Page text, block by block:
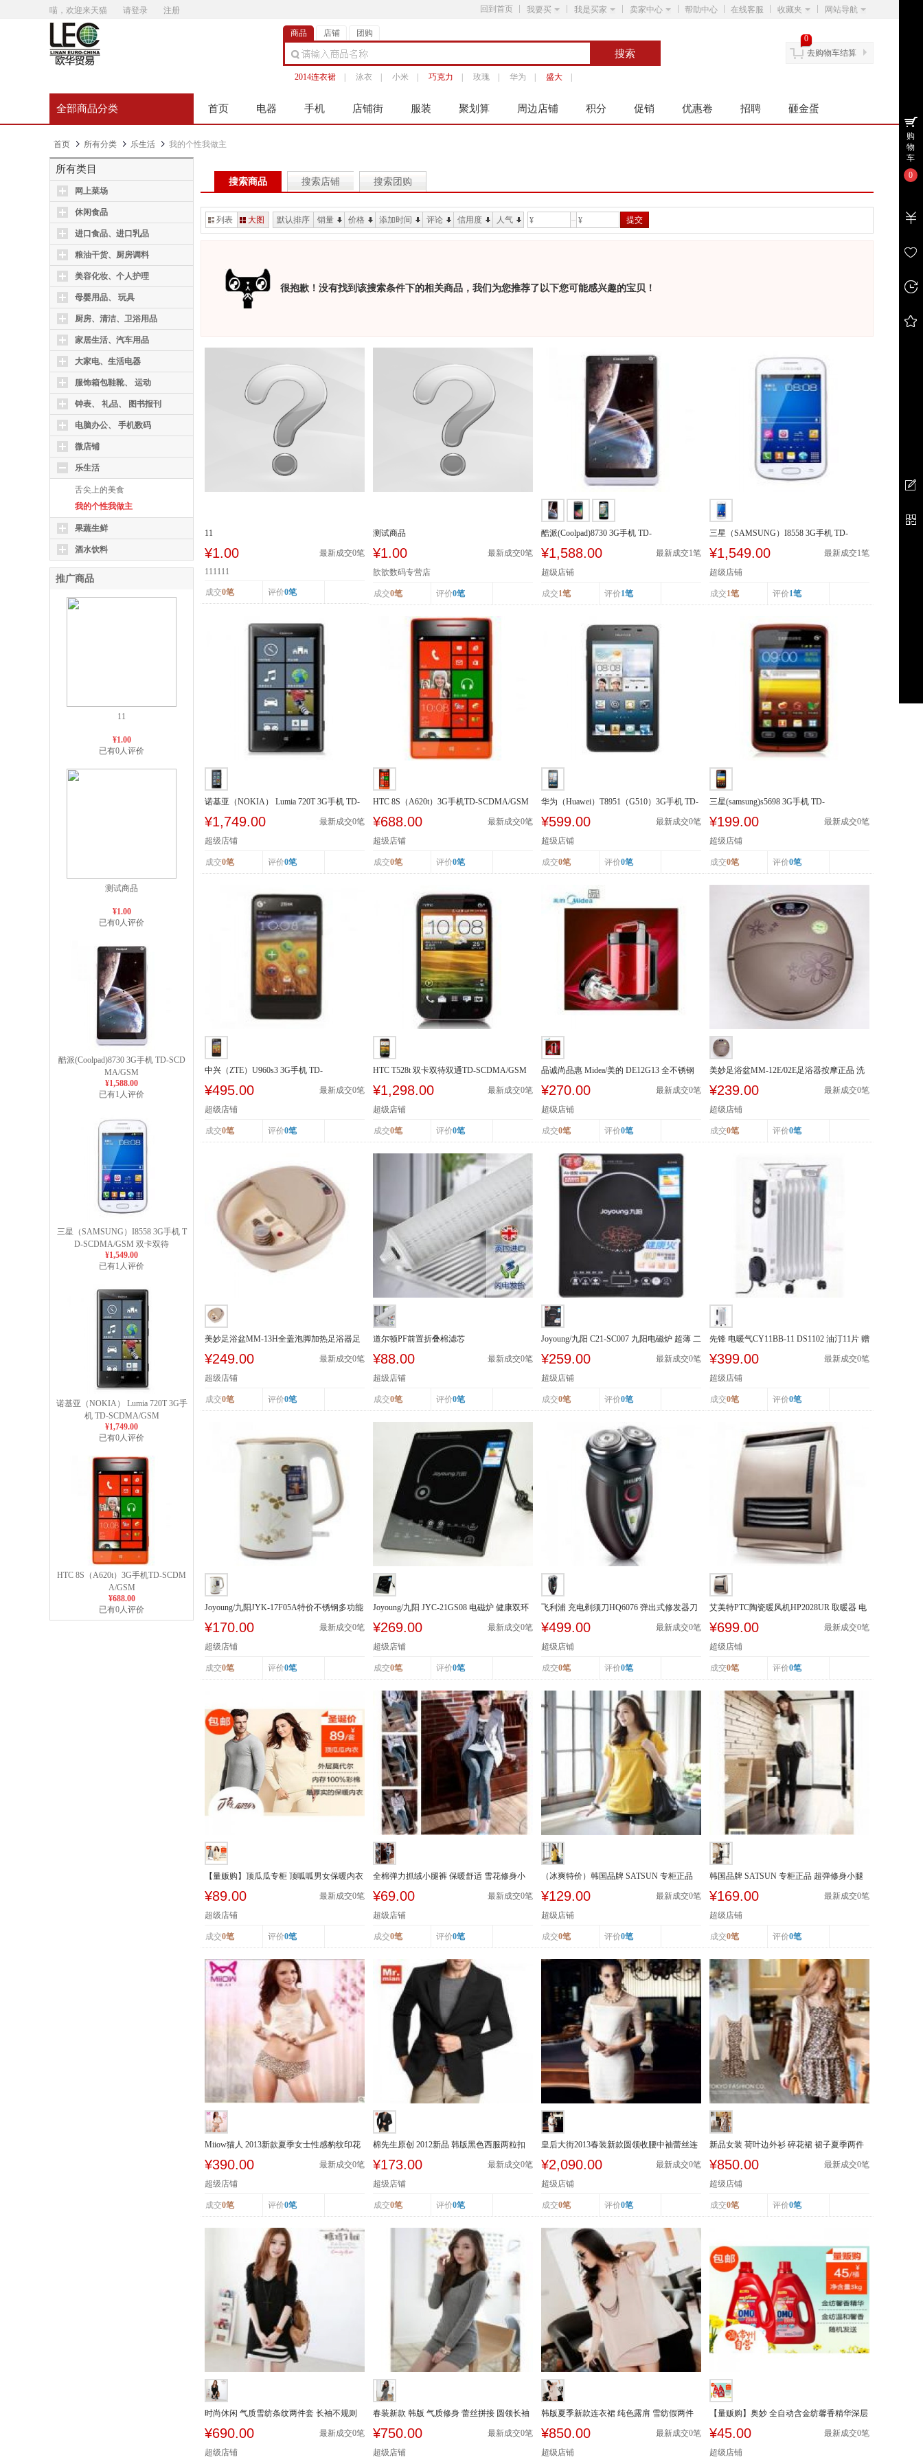
喵，欢迎来天猫 请登录 注册 回到首页 我要买 我是买家 卖家中心 帮助中心 在线客服 收藏夹 网站导航
商品 店铺 团购
2014连衣裙 泳衣 小米 巧克力 玫瑰 华为 盛大
去购物车结算
0
全部商品分类 首页 电器 手机 店铺街 服装 聚划算 周边店铺 积分 促销 优惠卷 招聘 砸金蛋
首页 所有分类 乐生活 我的个性我做主
所有类目
网上菜场
休闲食品
进口食品、进口乳品
粮油干货、厨房调料
美容化妆、个人护理
母婴用品、 玩具
厨房、清洁、卫浴用品
家居生活、汽车用品
大家电、生活电器
服饰箱包鞋靴、 运动
钟表、 礼品、 图书报刊
电脑办公、 手机数码
微店铺
乐生活
舌尖上的美食
我的个性我做主
果蔬生鲜
酒水饮料
推广商品
11
¥1.00
已有0人评价
测试商品
¥1.00
已有0人评价
酷派(Coolpad)8730 3G手机 TD-SCD
MA/GSM
¥1,588.00
已有1人评价
三星（SAMSUNG）I8558 3G手机 T
D-SCDMA/GSM 双卡双待
¥1,549.00
已有1人评价
诺基亚（NOKIA） Lumia 720T 3G手
机 TD-SCDMA/GSM
¥1,749.00
已有0人评价
HTC 8S（A620t）3G手机TD-SCDM
A/GSM
¥688.00
已有0人评价
搜索商品 搜索店铺 搜索团购
列表 大图 默认排序 销量 价格 添加时间 评论 信用度 人气 ¥ ¥ 提交
很抱歉！没有找到该搜索条件下的相关商品，我们为您推荐了以下您可能感兴趣的宝贝！
11
¥1.00 最新成交0笔
111111
成交0笔 评价0笔
测试商品
¥1.00 最新成交0笔
歆歆数码专营店
成交0笔 评价0笔
酷派(Coolpad)8730 3G手机 TD-
¥1,588.00 最新成交1笔
超级店铺
成交1笔 评价1笔
三星（SAMSUNG）I8558 3G手机 TD-
¥1,549.00 最新成交1笔
超级店铺
成交1笔 评价1笔
诺基亚（NOKIA） Lumia 720T 3G手机 TD-
¥1,749.00 最新成交0笔
超级店铺
成交0笔 评价0笔
HTC 8S（A620t）3G手机TD-SCDMA/GSM
¥688.00 最新成交0笔
超级店铺
成交0笔 评价0笔
华为（Huawei）T8951（G510）3G手机 TD-
¥599.00 最新成交0笔
超级店铺
成交0笔 评价0笔
三星(samsung)s5698 3G手机 TD-
¥199.00 最新成交0笔
超级店铺
成交0笔 评价0笔
中兴（ZTE）U960s3 3G手机 TD-
¥495.00 最新成交0笔
超级店铺
成交0笔 评价0笔
HTC T528t 双卡双待双通TD-SCDMA/GSM
¥1,298.00 最新成交0笔
超级店铺
成交0笔 评价0笔
品诚尚品惠 Midea/美的 DE12G13 全不锈钢
¥270.00 最新成交0笔
超级店铺
成交0笔 评价0笔
美妙足浴盆MM-12E/02E足浴器按摩正品 洗
¥239.00 最新成交0笔
超级店铺
成交0笔 评价0笔
美妙足浴盆MM-13H全盖泡脚加热足浴器足
¥249.00 最新成交0笔
超级店铺
成交0笔 评价0笔
道尔顿PF前置折叠棉滤芯
¥88.00 最新成交0笔
超级店铺
成交0笔 评价0笔
Joyoung/九阳 C21-SC007 九阳电磁炉 超薄 二
¥259.00 最新成交0笔
超级店铺
成交0笔 评价0笔
先锋 电暖气CY11BB-11 DS1102 油汀11片 赠
¥399.00 最新成交0笔
超级店铺
成交0笔 评价0笔
Joyoung/九阳JYK-17F05A特价不锈钢多功能
¥170.00 最新成交0笔
超级店铺
成交0笔 评价0笔
Joyoung/九阳 JYC-21GS08 电磁炉 健康双环
¥269.00 最新成交0笔
超级店铺
成交0笔 评价0笔
飞利浦 充电剃须刀HQ6076 弹出式修发器刀
¥499.00 最新成交0笔
超级店铺
成交0笔 评价0笔
艾美特PTC陶瓷暖风机HP2028UR 取暖器 电
¥699.00 最新成交0笔
超级店铺
成交0笔 评价0笔
【量贩购】顶瓜瓜专柜 顶呱呱男女保暖内衣
¥89.00 最新成交0笔
超级店铺
成交0笔 评价0笔
全棉弹力抓绒小腿裤 保暖舒适 雪花修身小
¥69.00 最新成交0笔
超级店铺
成交0笔 评价0笔
（冰爽特价）韩国品牌 SATSUN 专柜正品
¥129.00 最新成交0笔
超级店铺
成交0笔 评价0笔
韩国品牌 SATSUN 专柜正品 超弹修身小腿
¥169.00 最新成交0笔
超级店铺
成交0笔 评价0笔
Miiow猫人 2013新款夏季女士性感豹纹印花
¥390.00 最新成交0笔
超级店铺
成交0笔 评价0笔
棉先生原创 2012新品 韩版黑色西服两粒扣
¥173.00 最新成交0笔
超级店铺
成交0笔 评价0笔
皇后大街2013春装新款圆领收腰中袖蕾丝连
¥2,090.00 最新成交0笔
超级店铺
成交0笔 评价0笔
新品女装 荷叶边外衫 碎花裙 裙子夏季两件
¥850.00 最新成交0笔
超级店铺
成交0笔 评价0笔
时尚休闲 气质雪纺条纹两件套 长袖不规则
¥690.00 最新成交0笔
超级店铺
春装新款 韩版 气质修身 蕾丝拼接 圆领长袖
¥750.00 最新成交0笔
超级店铺
韩版夏季新款连衣裙 纯色露肩 雪纺假两件
¥850.00 最新成交0笔
超级店铺
【量贩购】奥妙 全自动含金纺馨香精华深层
¥45.00 最新成交0笔
超级店铺
购
物
车
0